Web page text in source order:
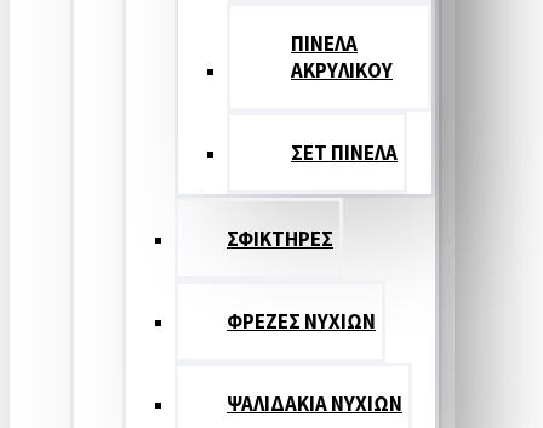
ΠΙΝΕΛΑ
ΑΚΡΥΛΙΚΟΥ
ΣΕΤ ΠΙΝΕΛA
ΣΦΙΚΤΗΡΕΣ
ΦΡΕΖΕΣ ΝΥΧΙΩΝ
ΨΑΛΙΔΑΚΙΑ ΝΥΧΙΩΝ